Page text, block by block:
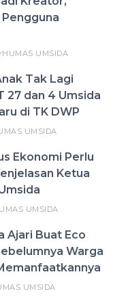
HUMAS UMSIDA
Tak Lagi
27 dan 4 Umsida
di TK DWP
UMSIDA
Ekonomi Perlu
Ketua
UMSIDA
Ajari Buat Eco
Warga
UMSIDA